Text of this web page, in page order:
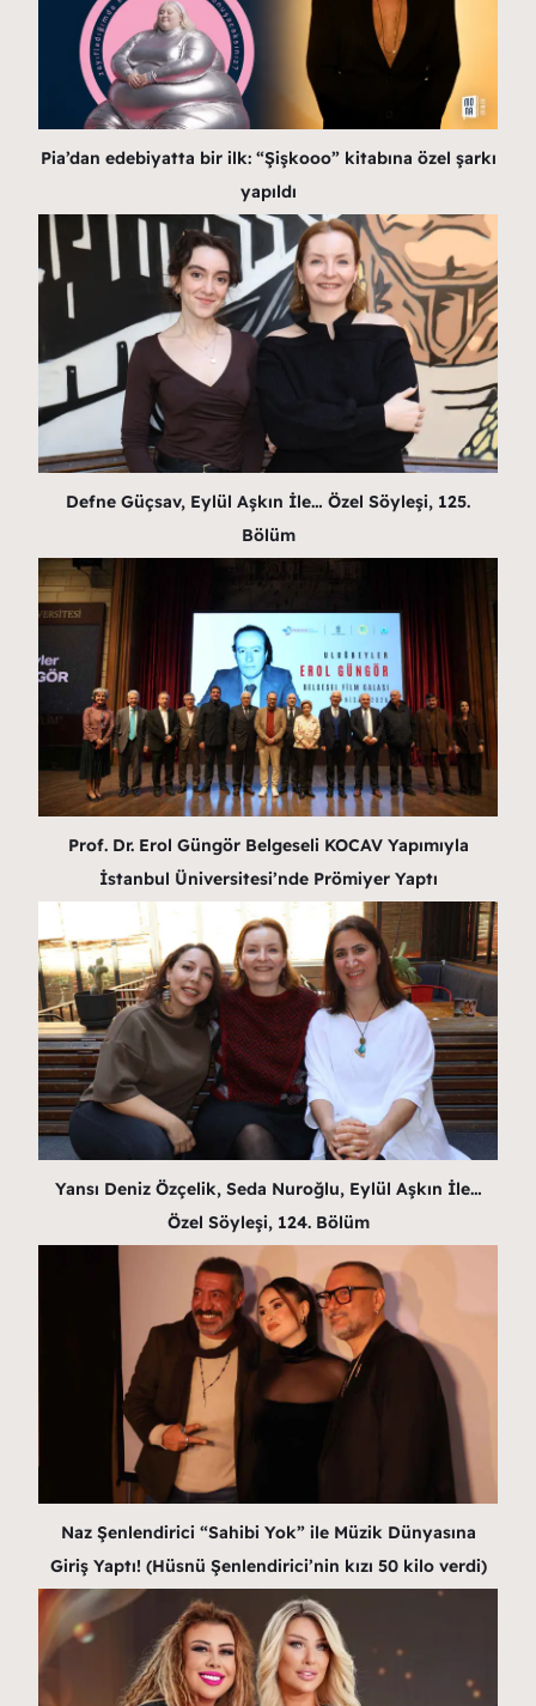
Pia’dan edebiyatta bir ilk: “Şişkooo” kitabına özel şarkı
yapıldı
Defne Güçsav, Eylül Aşkın İle… Özel Söyleşi, 125.
Bölüm
Prof. Dr. Erol Güngör Belgeseli KOCAV Yapımıyla
İstanbul Üniversitesi’nde Prömiyer Yaptı
Yansı Deniz Özçelik, Seda Nuroğlu, Eylül Aşkın İle…
Özel Söyleşi, 124. Bölüm
Naz Şenlendirici “Sahibi Yok” ile Müzik Dünyasına
Giriş Yaptı! (Hüsnü Şenlendirici’nin kızı 50 kilo verdi)